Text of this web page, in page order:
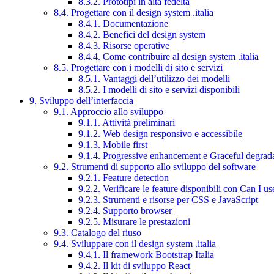
8.4. Progettare con il design system .italia
8.4.1. Documentazione
8.4.2. Benefici del design system
8.4.3. Risorse operative
8.4.4. Come contribuire al design system .italia
8.5. Progettare con i modelli di sito e servizi
8.5.1. Vantaggi dell’utilizzo dei modelli
8.5.2. I modelli di sito e servizi disponibili
9. Sviluppo dell’interfaccia
9.1. Approccio allo sviluppo
9.1.1. Attività preliminari
9.1.2. Web design responsivo e accessibile
9.1.3. Mobile first
9.1.4. Progressive enhancement e Graceful
9.2. Strumenti di supporto allo sviluppo del software
9.2.1. Feature detection
9.2.2. Verificare le feature disponibili con Can I
9.2.3. Strumenti e risorse per CSS e JavaScript
9.2.4. Supporto browser
9.2.5. Misurare le prestazioni
9.3. Catalogo del riuso
9.4. Sviluppare con il design system .italia
9.4.1. Il framework Bootstrap Italia
9.4.2. Il kit di sviluppo React